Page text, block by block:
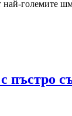
големите
пъстро